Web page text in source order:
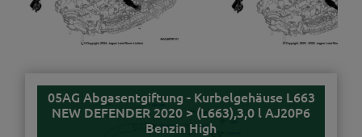
05AG Abgasentgiftung - Kurbelgehäuse L663
NEW DEFENDER 2020 > (L663),3,0 l AJ20P6
Benzin High